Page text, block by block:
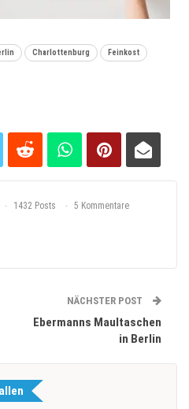
Charlottenburg Feinkost
1432 Posts 5 Kommentare
NÄCHSTER POST
Ebermanns Maultaschen
in Berlin